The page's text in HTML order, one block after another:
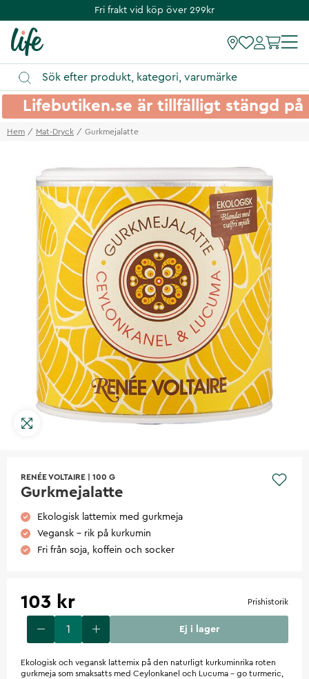
Fri frakt vid köp över 299kr
Lifebutiken.se är tillfälligt stängd
Hem Mat-Dryck Gurkmejalatte
RENÉE VOLTAIRE 100 G
Gurkmejalatte
Ekologisk lattemix med gurkmeja
Vegansk – rik på kurkumin
Fri från soja, koffein och socker
103 kr Prishistorik
Ej i lager
Ekologisk och vegansk lattemix på den naturligt kurkuminrika roten
gurkmeja som smaksatts med Ceylonkanel och Lucuma – go turmeric,